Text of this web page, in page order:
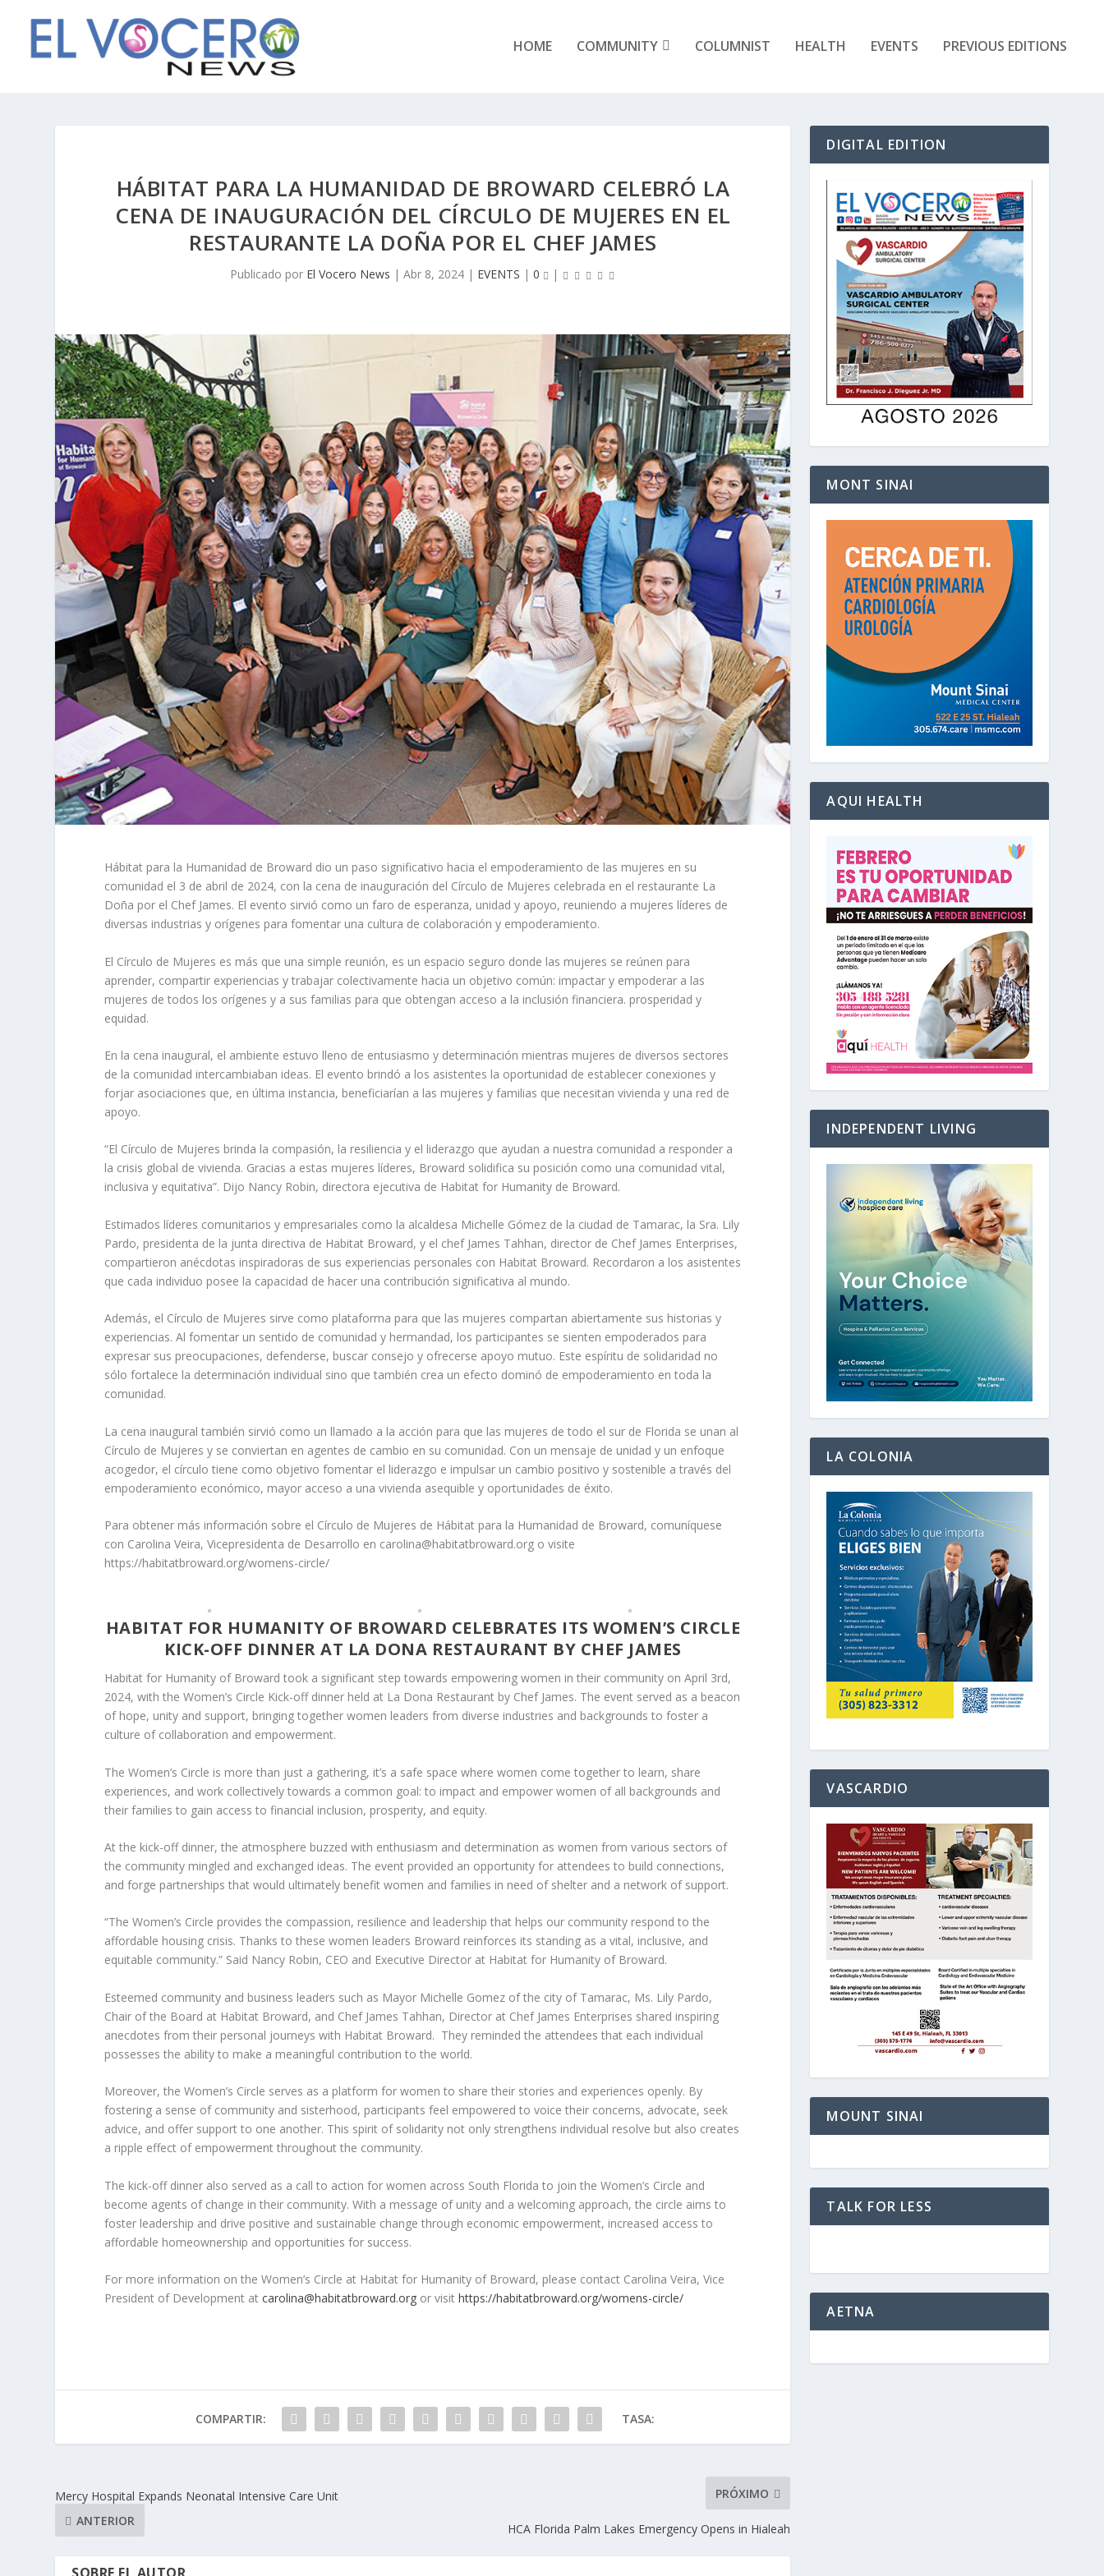
HOME COMMUNITY COLUMNIST HEALTH EVENTS PREVIOUS EDITIONS
HÁBITAT PARA LA HUMANIDAD DE BROWARD CELEBRÓ LA
CENA DE INAUGURACIÓN DEL CÍRCULO DE MUJERES EN EL
RESTAURANTE LA DOÑA POR EL CHEF JAMES
Publicado por El Vocero News | Abr 8, 2024| EVENTS | 0 |
Hábitat para la Humanidad de Broward dio un paso significativo hacia el empoderamiento de las mujeres en su
comunidad el 3 de abril de 2024, con la cena de inauguración del Círculo de Mujeres celebrada en el restaurante La
Doña por el Chef James. El evento sirvió como un faro de esperanza, unidad y apoyo, reuniendo a mujeres líderes de
diversas industrias y orígenes para fomentar una cultura de colaboración y empoderamiento.
El Círculo de Mujeres es más que una simple reunión, es un espacio seguro donde las mujeres se reúnen para
aprender, compartir experiencias y trabajar colectivamente hacia un objetivo común: impactar y empoderar a las
mujeres de todos los orígenes y a sus familias para que obtengan acceso a la inclusión financiera. prosperidad y
equidad.
En la cena inaugural, el ambiente estuvo lleno de entusiasmo y determinación mientras mujeres de diversos sectores
de la comunidad intercambiaban ideas. El evento brindó a los asistentes la oportunidad de establecer conexiones y
forjar asociaciones que, en última instancia, beneficiarían a las mujeres y familias que necesitan vivienda y una red de
apoyo.
“El Círculo de Mujeres brinda la compasión, la resiliencia y el liderazgo que ayudan a nuestra comunidad a responder a
la crisis global de vivienda. Gracias a estas mujeres líderes, Broward solidifica su posición como una comunidad vital,
inclusiva y equitativa”. Dijo Nancy Robin, directora ejecutiva de Habitat for Humanity de Broward.
Estimados líderes comunitarios y empresariales como la alcaldesa Michelle Gómez de la ciudad de Tamarac, la Sra. Lily
Pardo, presidenta de la junta directiva de Habitat Broward, y el chef James Tahhan, director de Chef James Enterprises,
compartieron anécdotas inspiradoras de sus experiencias personales con Habitat Broward. Recordaron a los asistentes
que cada individuo posee la capacidad de hacer una contribución significativa al mundo.
Además, el Círculo de Mujeres sirve como plataforma para que las mujeres compartan abiertamente sus historias y
experiencias. Al fomentar un sentido de comunidad y hermandad, los participantes se sienten empoderados para
expresar sus preocupaciones, defenderse, buscar consejo y ofrecerse apoyo mutuo. Este espíritu de solidaridad no
sólo fortalece la determinación individual sino que también crea un efecto dominó de empoderamiento en toda la
comunidad.
La cena inaugural también sirvió como un llamado a la acción para que las mujeres de todo el sur de Florida se unan al
Círculo de Mujeres y se conviertan en agentes de cambio en su comunidad. Con un mensaje de unidad y un enfoque
acogedor, el círculo tiene como objetivo fomentar el liderazgo e impulsar un cambio positivo y sostenible a través del
empoderamiento económico, mayor acceso a una vivienda asequible y oportunidades de éxito.
Para obtener más información sobre el Círculo de Mujeres de Hábitat para la Humanidad de Broward, comuníquese
con Carolina Veira, Vicepresidenta de Desarrollo en carolina@habitatbroward.org o visite
https://habitatbroward.org/womens-circle/
HABITAT FOR HUMANITY OF BROWARD CELEBRATES ITS WOMEN’S CIRCLE
KICK-OFF DINNER AT LA DONA RESTAURANT BY CHEF JAMES
Habitat for Humanity of Broward took a significant step towards empowering women in their community on April 3rd,
2024, with the Women’s Circle Kick-off dinner held at La Dona Restaurant by Chef James. The event served as a beacon
of hope, unity and support, bringing together women leaders from diverse industries and backgrounds to foster a
culture of collaboration and empowerment.
The Women’s Circle is more than just a gathering, it’s a safe space where women come together to learn, share
experiences, and work collectively towards a common goal: to impact and empower women of all backgrounds and
their families to gain access to financial inclusion, prosperity, and equity.
At the kick-off dinner, the atmosphere buzzed with enthusiasm and determination as women from various sectors of
the community mingled and exchanged ideas. The event provided an opportunity for attendees to build connections,
and forge partnerships that would ultimately benefit women and families in need of shelter and a network of support.
“The Women’s Circle provides the compassion, resilience and leadership that helps our community respond to the
affordable housing crisis. Thanks to these women leaders Broward reinforces its standing as a vital, inclusive, and
equitable community.” Said Nancy Robin, CEO and Executive Director at Habitat for Humanity of Broward.
Esteemed community and business leaders such as Mayor Michelle Gomez of the city of Tamarac, Ms. Lily Pardo,
Chair of the Board at Habitat Broward, and Chef James Tahhan, Director at Chef James Enterprises shared inspiring
anecdotes from their personal journeys with Habitat Broward. They reminded the attendees that each individual
possesses the ability to make a meaningful contribution to the world.
Moreover, the Women’s Circle serves as a platform for women to share their stories and experiences openly. By
fostering a sense of community and sisterhood, participants feel empowered to voice their concerns, advocate, seek
advice, and offer support to one another. This spirit of solidarity not only strengthens individual resolve but also creates
a ripple effect of empowerment throughout the community.
The kick-off dinner also served as a call to action for women across South Florida to join the Women’s Circle and
become agents of change in their community. With a message of unity and a welcoming approach, the circle aims to
foster leadership and drive positive and sustainable change through economic empowerment, increased access to
affordable homeownership and opportunities for success.
For more information on the Women’s Circle at Habitat for Humanity of Broward, please contact Carolina Veira, Vice
President of Development atcarolina@habitatbroward.org or visithttps://habitatbroward.org/womens-circle/
COMPARTIR: TASA:
Mercy Hospital Expands Neonatal Intensive Care Unit
ANTERIOR
PRÓXIMO
HCA Florida Palm Lakes Emergency Opens in Hialeah
DIGITAL EDITION
MONT SINAI
AQUI HEALTH
INDEPENDENT LIVING
LA COLONIA
VASCARDIO
MOUNT SINAI
TALK FOR LESS
AETNA